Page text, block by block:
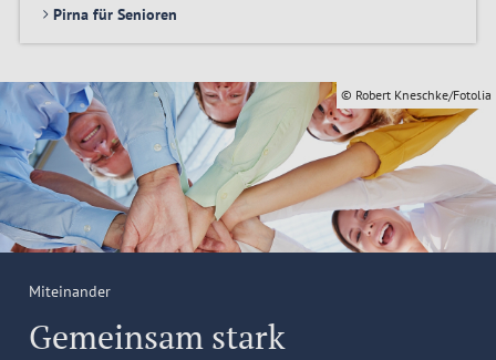
Pirna für Senioren
© Robert Kneschke/Fotolia
Miteinander
Gemeinsam stark